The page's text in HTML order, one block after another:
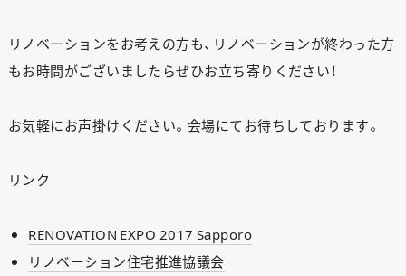
リノベーションをお考えの方も、リノベーションが終わった方
もお時間がございましたらぜひお立ち寄りください！
お気軽にお声掛けください。会場にてお待ちしております。
リンク
RENOVATION EXPO 2017 Sapporo
リノベーション住宅推進協議会